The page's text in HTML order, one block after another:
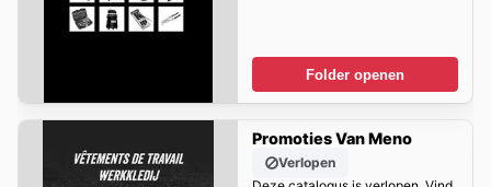
Folder openen
Promoties Van Meno
Verlopen